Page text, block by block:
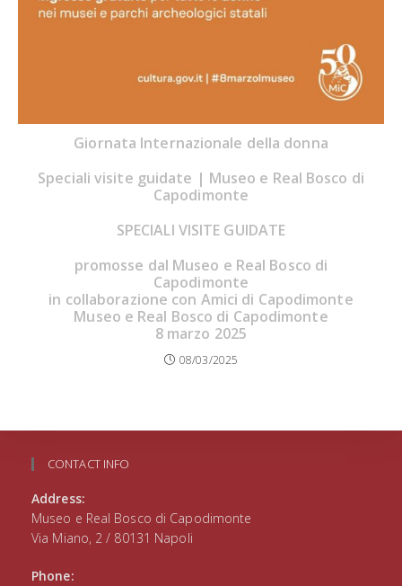
Giornata Internazionale della donna
Speciali visite guidate | Museo e Real Bosco di
Capodimonte
SPECIALI VISITE GUIDATE
promosse dal Museo e Real Bosco di
Capodimonte
in collaborazione con Amici di Capodimonte
Museo e Real Bosco di Capodimonte
8 marzo 2025
08/03/2025
CONTACT INFO
Address:
Museo e Real Bosco di Capodimonte
Via Miano, 2 / 80131 Napoli
Phone: